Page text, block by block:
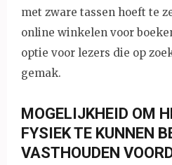
met zware tassen hoeft te
online winkelen voor
optie voor lezers die op
gemak.
MOGELIJKHEID OM
FYSIEK TE KUNNEN
VASTHOUDEN